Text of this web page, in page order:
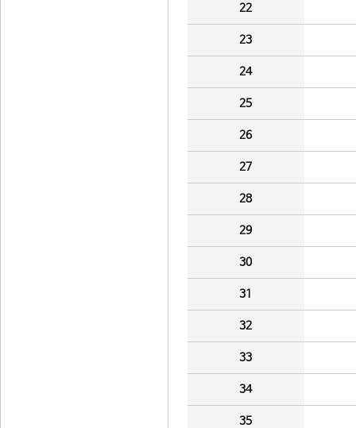
22
23
24
25
26
27
28
29
30
31
32
33
34
35